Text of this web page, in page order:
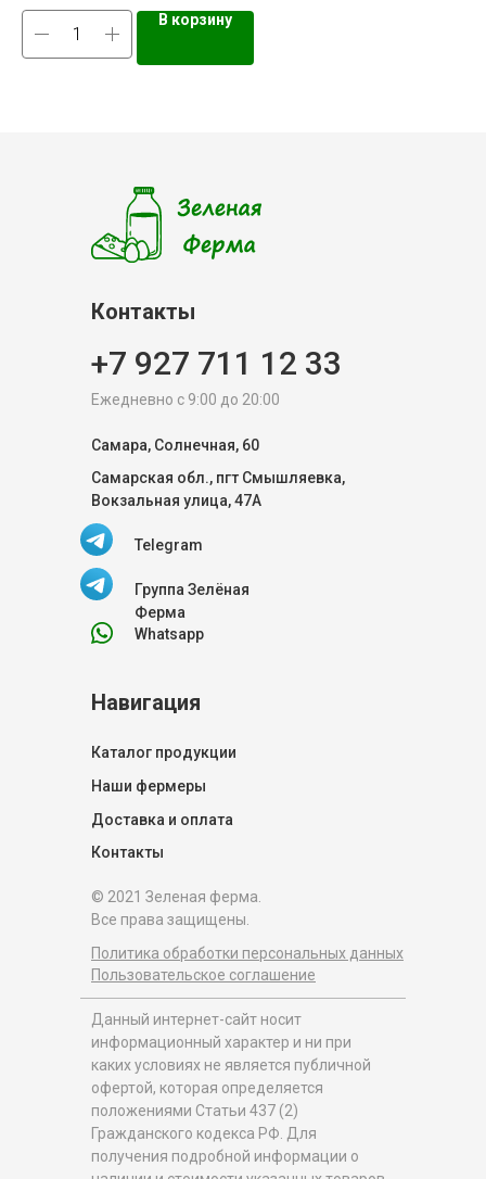
В корзину
Контакты
Ежедневно с 9:00 до 20:00
© 2021 Зеленая ферма.
Все права защищены.
Данный интернет-сайт носит
информационный характер и ни при
каких условиях не является публичной
офертой, которая определяется
положениями Статьи 437 (2)
Гражданского кодекса РФ. Для
получения подробной информации о
Политика обработки персональных данных
Пользовательское соглашение
Самарская обл., пгт Смышляевка,
Вокзальная улица, 47А
Самара, Солнечная, 60
Наши фермеры
Доставка и оплата
Контакты
Каталог продукции
Telegram
Группа Зелёная
Ферма
Whatsapp
+7 927 711 12 33
Навигация